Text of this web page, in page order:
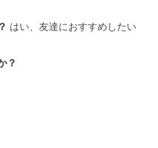
はい、友達におすすめしたい
？